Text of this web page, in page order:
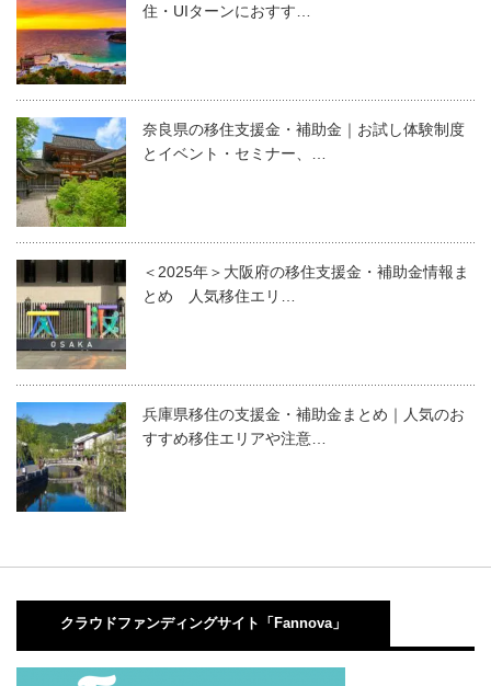
住・UIターンにおすす…
奈良県の移住支援金・補助金｜お試し体験制度
とイベント・セミナー、…
＜2025年＞大阪府の移住支援金・補助金情報ま
とめ 人気移住エリ…
兵庫県移住の支援金・補助金まとめ｜人気のお
すすめ移住エリアや注意…
クラウドファンディングサイト「Fannova」